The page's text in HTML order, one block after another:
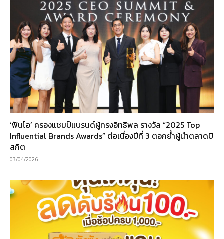
‘ฟันโอ’ ครองแชมป์แบรนด์ผู้ทรงอิทธิพล รางวัล “2025 Top
Influential Brands Awards” ต่อเนื่องปีที่ 3 ตอกย้ำผู้นำตลาดบิ
สกิต
03/04/2026